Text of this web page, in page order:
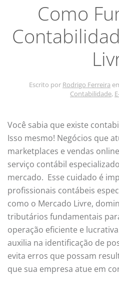
Como
Escrito por Rodrigo Ferreira
Contabilidade,
Você sabia que existe
Isso mesmo! Negócios que
marketplaces e vendas
serviço contábil
mercado. Esse cuidado é
profissionais contábeis
como o Mercado Livre,
tributários fundamentais
operação eficiente e
auxilia na identificação de
evita erros que possam
que sua empresa atue em